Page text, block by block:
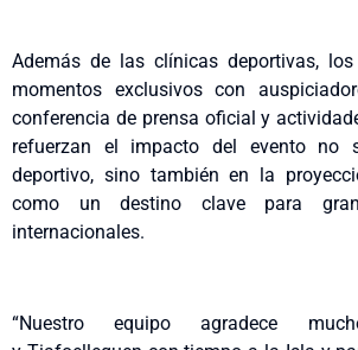
Además de las clínicas deportivas,
momentos exclusivos con
conferencia de prensa oficial y
refuerzan el impacto del evento no
deportivo, sino también en la
como un destino clave para
internacionales.
“Nuestro equipo agradece